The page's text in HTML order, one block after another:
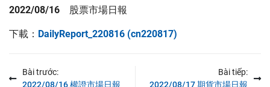
2022/08/16 股票市場日報
下載： DailyReport_220816 (cn220817)
Bài trước:
2022/08/16 權證市場日報
Bài tiếp:
2022/08/17 期貨市場日報